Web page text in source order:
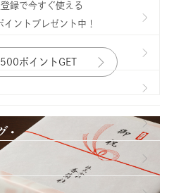
録で今すぐ使える
ントプレゼント中！
ポイントGET